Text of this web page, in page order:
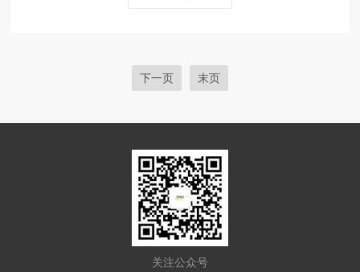
下一页 末页
关注公众号